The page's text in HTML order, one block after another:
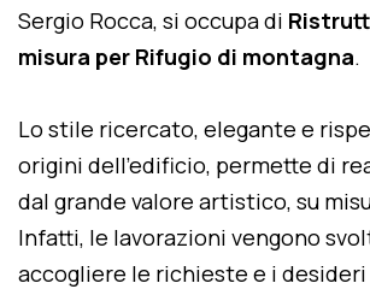
Sergio Rocca, si occupa di
misura per Rifugio di montagna.
Lo stile ricercato, elegante e
origini dell'edificio, permette di
dal grande valore artistico, su
Infatti, le lavorazioni vengono
accogliere le richieste e i